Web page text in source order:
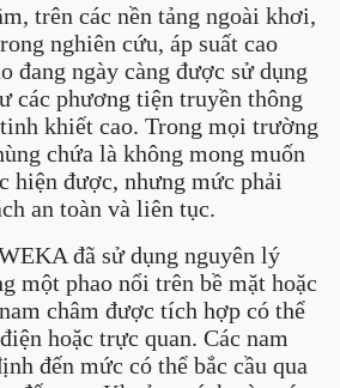
trên các nền tảng ngoài khơi,
nghiên cứu, áp suất cao
đang ngày càng được sử dụng
các phương tiện truyền thông
khiết cao. Trong mọi trường
chứa là không mong muốn
hiện được, nhưng mức phải
an toàn và liên tục.
đã sử dụng nguyên lý
một phao nổi trên bề mặt hoặc
châm được tích hợp có thể
hoặc trực quan. Các nam
đến mức có thể bắc cầu qua